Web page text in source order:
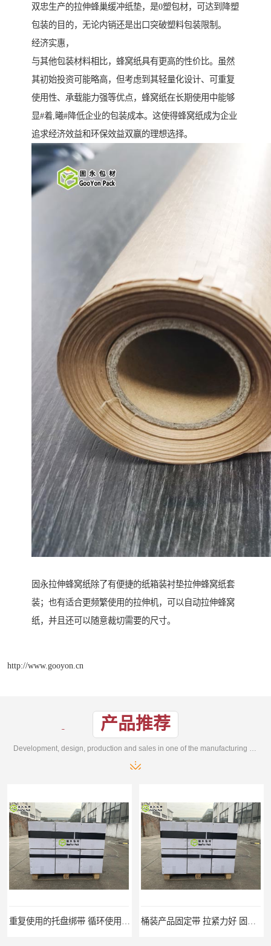
双忠生产的拉伸蜂巢缓冲纸垫，是0塑包材，可达到降塑
包装的目的，无论内销还是出口突破塑料包装限制。
经济实惠，
与其他包装材料相比，蜂窝纸具有更高的性价比。虽然
其初始投资可能略高，但考虑到其轻量化设计、可重复
使用性、承载能力强等优点，蜂窝纸在长期使用中能够
显#着,曦#降低企业的包装成本。这使得蜂窝纸成为企业
追求经济效益和环保效益双赢的理想选择。
固永拉伸蜂窝纸除了有便捷的纸箱装衬垫拉伸蜂窝纸套
装；也有适合更频繁使用的拉伸机，可以自动拉伸蜂窝
纸，并且还可以随意裁切需要的尺寸。
http://www.gooyon.cn
产品推荐
Development, design, production and sales in one of the manufacturing enterprises
重复使用的托盘绑带 循环使用 固永包材 桶装产品固定带 拉紧力好 固永包材